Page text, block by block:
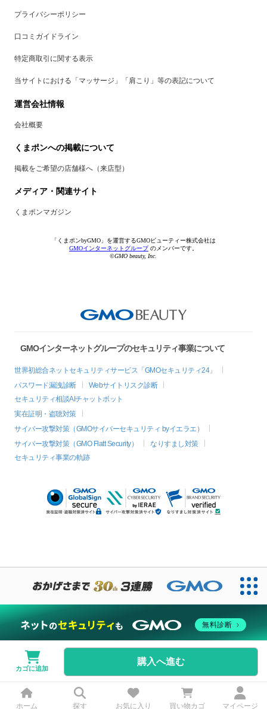
カゴに追加
購入へ進む
プライバシーポリシー
口コミガイドライン
特定商取引に関する表示
当サイトにおける「マッサージ」「肩こり」等の表記について
運営会社情報
会社概要
くまポンへの掲載について
掲載をご希望の店舗様へ（来店型）
メディア・関連サイト
くまポンマガジン
「くまポンbyGMO」を運営するGMOビューティー株式会社は
GMOインターネットグループのメンバーです。
©GMO beauty, Inc.
GMOインターネットグループのセキュリティ事業について
世界初総合ネットセキュリティサービス「GMOセキュリティ24」
パスワード漏洩診断
Webサイトリスク診断
セキュリティ相談AIチャットボット
実在証明・盗聴対策
サイバー攻撃対策（GMOサイバーセキュリティ byイエラエ）
サイバー攻撃対策（GMO Flatt Security）
なりすまし対策
セキュリティ事業の軌跡
ホーム 探す お気に入り 買い物カゴ マイページ
無料診断